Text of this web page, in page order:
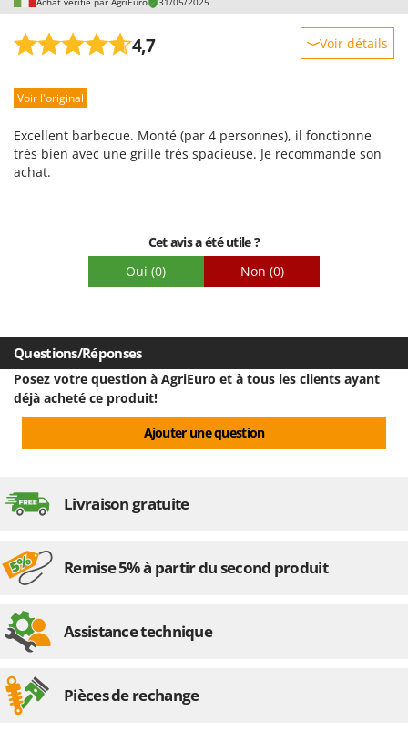
4,7 Voir détails
Prestations
Qualité / Prix
Facilité de montage
Voir l'original
Excellent barbecue. Monté (par 4 personnes), il fonctionne
très bien avec une grille très spacieuse. Je recommande son
achat.
Cet avis a été utile ?
Oui (0) Non (0)
Questions/Réponses
Posez votre question à AgriEuro et à tous les clients ayant
déjà acheté ce produit!
Ajouter une question
Livraison gratuite
Remise 5% à partir du second produit
Assistance technique
Pièces de rechange